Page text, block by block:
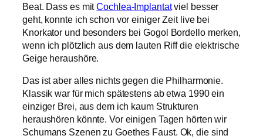
Beat. Dass es mitCochlea-Implantatviel besser
geht, konnte ich schon vor einiger Zeit live bei
Knorkator und besonders bei Gogol Bordello merken,
wenn ich plötzlich aus dem lauten Riff die elektrische
Geige heraushöre.
Das ist aber alles nichts gegen die Philharmonie.
Klassik war für mich spätestens ab etwa 1990 ein
einziger Brei, aus dem ich kaum Strukturen
heraushören könnte. Vor einigen Tagen hörten wir
Schumans Szenen zu Goethes Faust. Ok, die sind